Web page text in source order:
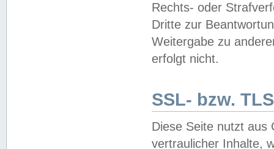
Rechts- oder
Dritte zur
Weitergabe zu
erfolgt nicht.
SSL- bzw.
Diese Seite nutzt aus
vertraulicher Inhalte,